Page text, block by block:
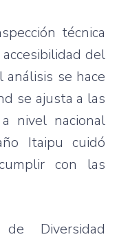
técnica
accesibilidad del
análisis se hace
se ajusta a las
a nivel nacional
Itaipu cuidó
con las
de Diversidad